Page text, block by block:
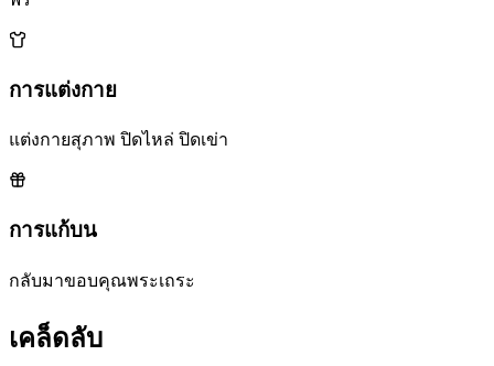
การแต่งกาย
แต่งกายสุภาพ ปิดไหล่ ปิดเข่า
การแก้บน
กลับมาขอบคุณพระเถระ
เคล็ดลับ